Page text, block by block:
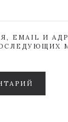
EMAIL И